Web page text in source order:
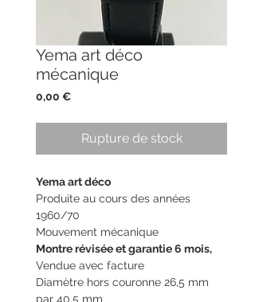
Yema art déco
mécanique
0,00 €Prix
Rupture de stock
Yema art déco
Produite au cours des années
1960/70
Mouvement mécanique
Montre révisée et garantie 6 mois,
Vendue avec facture
Diamètre hors couronne 26,5 mm
par 40,5 mm